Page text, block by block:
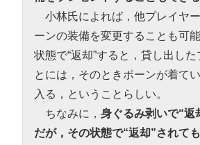
小林氏によれば，他プレイヤ
ーンの装備を変更することも可
状態で“返却”すると，貸し出し
とには，そのときポーンが着て
入る，ということらしい。
ちなみに， 身ぐるみ剥いで“返
だが，その状態で“返却”されて